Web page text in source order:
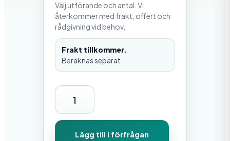
Välj utförande och antal. Vi
återkommer med frakt, offert och
rådgivning vid behov.
Frakt tillkommer.
Beräknas separat.
G
j
u
Lägg till i förfrågan